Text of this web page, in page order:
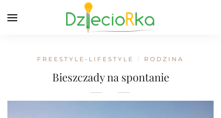
FREESTYLE-LIFESTYLE / RODZINA
Bieszczady na spontanie